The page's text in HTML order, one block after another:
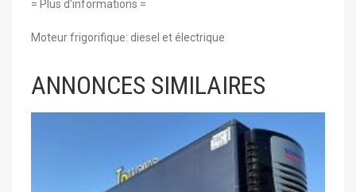
= Plus d'informations =
Moteur frigorifique: diesel et électrique
ANNONCES SIMILAIRES